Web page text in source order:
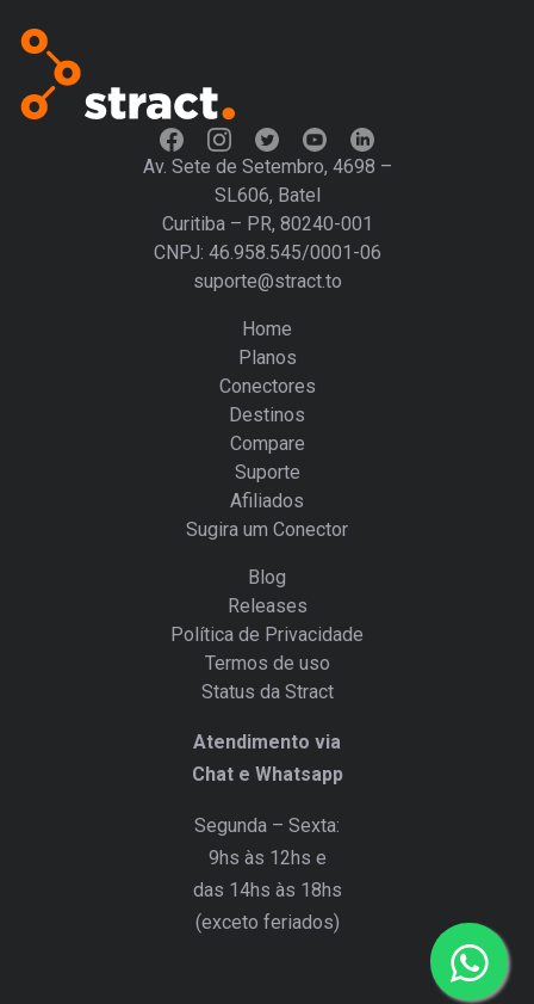
Av. Sete de Setembro, 4698 –
SL606, Batel
Curitiba – PR, 80240-001
CNPJ: 46.958.545/0001-06
suporte@stract.to
Home
Planos
Conectores
Destinos
Compare
Suporte
Afiliados
Sugira um Conector
Blog
Releases
Política de Privacidade
Termos de uso
Status da Stract
Atendimento via
Chat e Whatsapp
Segunda – Sexta:
9hs às 12hs e
das 14hs às 18hs
(exceto feriados)